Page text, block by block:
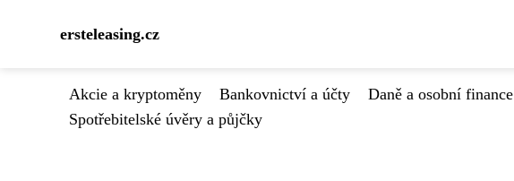
ersteleasing.cz
Akcie a kryptoměny Bankovnictví a účty Daně a osobní finance
Spotřebitelské úvěry a půjčky